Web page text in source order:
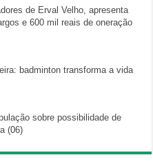
de Erval Velho, apresenta
e 600 mil reais de oneração
badminton transforma a vida
sobre possibilidade de
(06)